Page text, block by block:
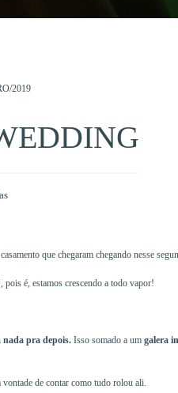
2019
que chegaram chegando nesse
, pois é, estamos crescendo a todo vapor!
nada pra depois. Isso somado a um galera
de contar como tudo rolou ali.